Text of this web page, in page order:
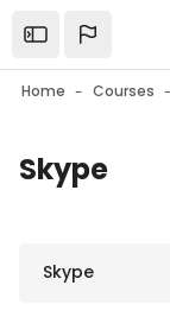
Open the sidebar
Home Courses
Blocks
Skype
Skype